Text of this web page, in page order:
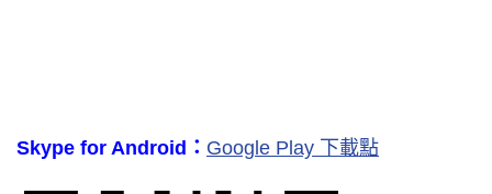
Skype for Android： Google Play 下載點